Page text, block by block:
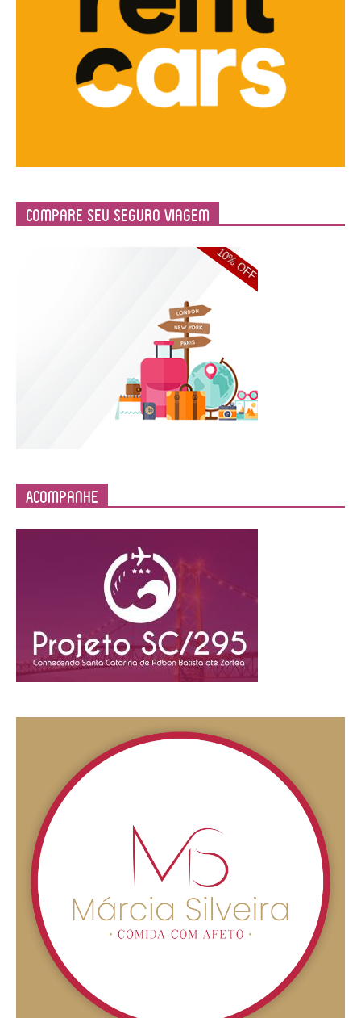
Compare Seu Seguro Viagem
Acompanhe